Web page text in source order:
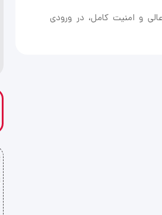
عالی و امنیت کامل، در ورودی